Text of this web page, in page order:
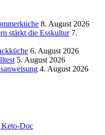
8. August 2026
stärkt die Esskultur 7.
6. August 2026
5. August 2026
4. August 2026